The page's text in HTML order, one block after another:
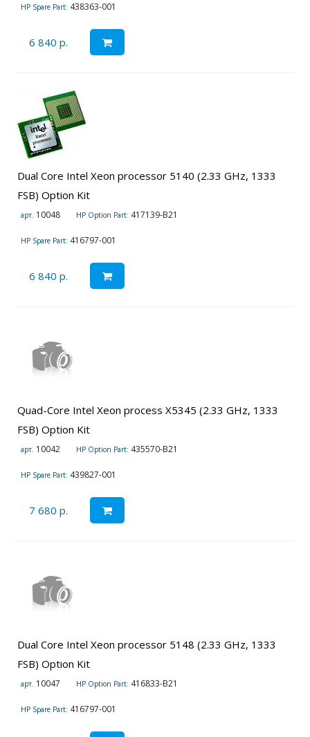
HP Spare Part: 438363-001
6 840 р.
Dual Core Intel Xeon processor 5140 (2.33 GHz, 1333
FSB) Option Kit
арт. 10048 HP Option Part: 417139-B21
HP Spare Part: 416797-001
6 840 р.
Quad-Core Intel Xeon process X5345 (2.33 GHz, 1333
FSB) Option Kit
арт. 10042 HP Option Part: 435570-B21
HP Spare Part: 439827-001
7 680 р.
Dual Core Intel Xeon processor 5148 (2.33 GHz, 1333
FSB) Option Kit
арт. 10047 HP Option Part: 416833-B21
HP Spare Part: 416797-001